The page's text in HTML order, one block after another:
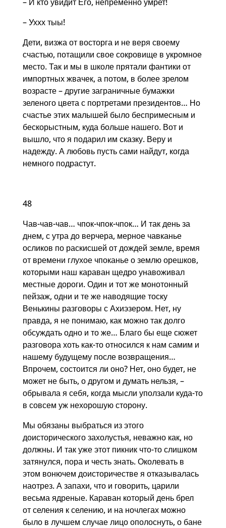
– Уххх тыы!
Дети, визжа от восторга и не веря своему
счастью, потащили свое сокровище в укромное
место. Так и мы в школе прятали фантики от
импортных жвачек, а потом, в более зрелом
возрасте – другие заграничные бумажки
зеленого цвета с портретами президентов… Но
счастье этих малышей было беспримесным и
бескорыстным, куда больше нашего. Вот и
вышло, что я подарил им сказку. Веру и
надежду. А любовь пусть сами найдут, когда
немного подрастут.
48
Чав-чав-чав… чпок-чпок-чпок… И так день за
днем, с утра до верчера, мерное чавканье
осликов по раскисшей от дождей земле, время
от времени глухое чпоканье о землю орешков,
которыми наш караван щедро унавоживал
местные дороги. Один и тот же монотонный
пейзаж, одни и те же наводящие тоску
Венькины разговоры с Ахиэзером. Нет, ну
правда, я не понимаю, как можно так долго
обсуждать одно и то же… Благо бы еще сюжет
разговора хоть как-то относился к нам самим и
нашему будущему после возвращения…
Впрочем, состоится ли оно? Нет, оно будет, не
может не быть, о другом и думать нельзя, –
обрывала я себя, когда мысли уползали куда-то
в совсем уж нехорошую сторону.
Мы обязаны выбраться из этого
доисторического захолустья, неважно как, но
должны. И так уже этот пикник что-то слишком
затянулся, пора и честь знать. Околевать в
этом вонючем доисторичестве я отказывалась
наотрез. А запахи, что и говорить, царили
весьма ядреные. Караван который день брел
от селения к селению, и на ночлегах можно
было в лучшем случае лицо ополоснуть, о бане